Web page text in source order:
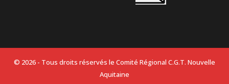
© 2026 - Tous droits réservés le Comité Régional C.G.T. Nouvelle
Aquitaine